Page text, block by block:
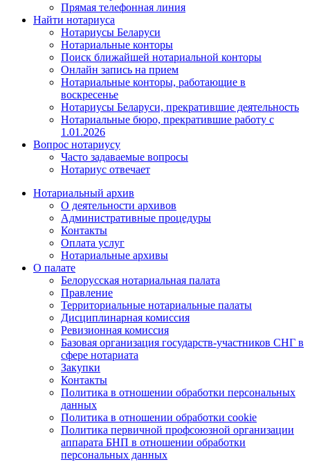
Прямая телефонная линия
Найти нотариуса
Нотариусы Беларуси
Нотариальные конторы
Поиск ближайшей нотариальной конторы
Онлайн запись на прием
Нотариальные конторы, работающие в
воскресенье
Нотариусы Беларуси, прекратившие деятельность
Нотариальные бюро, прекратившие работу с
1.01.2026
Вопрос нотариусу
Часто задаваемые вопросы
Нотариус отвечает
Нотариальный архив
О деятельности архивов
Административные процедуры
Контакты
Оплата услуг
Нотариальные архивы
О палате
Белорусская нотариальная палата
Правление
Территориальные нотариальные палаты
Дисциплинарная комиссия
Ревизионная комиссия
Базовая организация государств-участников СНГ в
сфере нотариата
Закупки
Контакты
Политика в отношении обработки персональных
данных
Политика в отношении обработки cookie
Политика первичной профсоюзной организации
аппарата БНП в отношении обработки
персональных данных